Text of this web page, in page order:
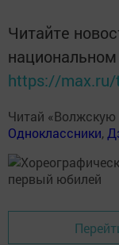
Читайте
https://
Читай «Волжскую
Одноклассники,